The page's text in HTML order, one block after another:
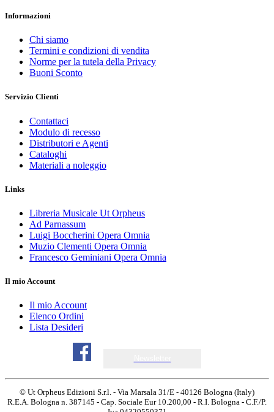
Informazioni
Chi siamo
Termini e condizioni di vendita
Norme per la tutela della Privacy
Buoni Sconto
Servizio Clienti
Contattaci
Modulo di recesso
Distributori e Agenti
Cataloghi
Materiali a noleggio
Links
Libreria Musicale Ut Orpheus
Ad Parnassum
Luigi Boccherini Opera Omnia
Muzio Clementi Opera Omnia
Francesco Geminiani Opera Omnia
Il mio Account
Il mio Account
Elenco Ordini
Lista Desideri
© Ut Orpheus Edizioni S.r.l. - Via Marsala 31/E - 40126 Bologna (Italy)
R.E.A. Bologna n. 387145 - Cap. Sociale Eur 10.200,00 - R.I. Bologna - C.F./P.